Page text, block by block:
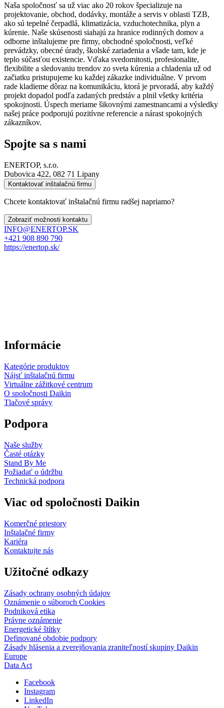
Naša spoločnosť sa už viac ako 20 rokov špecializuje na
projektovanie, obchod, dodávky, montáže a servis v oblasti TZB,
ako sú tepelné čerpadlá, klimatizácia, vzduchotechnika, plyn a
kúrenie. Naše skúsenosti siahajú za hranice rodinných domov a
odborne inštalujeme pre firmy, obchodné spoločnosti, veľké
prevádzky, obecné úrady, školské zariadenia a všade tam, kde je
teplo súčasťou existencie. Vďaka svedomitosti, profesionalite,
flexibilite a sledovaniu trendov zo sveta kúrenia a chladenia už od
začiatku pristupujeme ku každej zákazke individuálne. V prvom
rade kladieme dôraz na komunikáciu, ktorá je prvoradá, aby každý
projekt dopadol podľa zadaných predstáv a plnil všetky kritéria
spokojnosti. Úspech meriame šikovnými zamestnancami a výsledky
našej práce podporujú pozitívne referencie a nárast spokojných
zákazníkov.
Spojte sa s nami
ENERTOP, s.r.o.
Dubovica 422, 082 71 Lipany
Kontaktovať inštalačnú firmu
Chcete kontaktovať inštalačnú firmu radšej napriamo?
Zobraziť možnosti kontaktu
INFO@ENERTOP.SK
+421 908 890 790
https://enertop.sk/
Informácie
Kategórie produktov
Nájsť inštalačnú firmu
Virtuálne zážitkové centrum
O spoločnosti Daikin
Tlačové správy
Podpora
Naše služby
Časté otázky
Stand By Me
Požiadať o údržbu
Technická podpora
Viac od spoločnosti Daikin
Komerčné priestory
Inštalačné firmy
Kariéra
Kontaktujte nás
Užitočné odkazy
Zásady ochrany osobných údajov
Oznámenie o súboroch Cookies
Podniková etika
Právne oznámenie
Energetické štítky
Definované obdobie podpory
Zásady hlásenia a zverejňovania zraniteľností skupiny Daikin
Europe
Data Act
Facebook
Instagram
LinkedIn